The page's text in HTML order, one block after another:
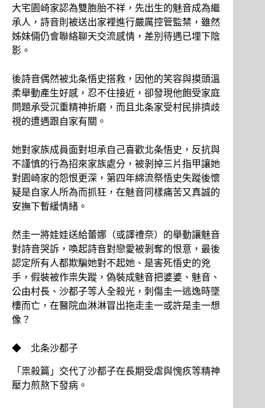
大宅園崎家認為雙胞胎不祥，先出生的魅音成為繼
承人，詩音則被送出家裡進行嚴厲控管監禁，雖然
姊妹倆仍會聯絡聊天交流感情，差別待遇已埋下陰
影。
後詩音偶然被北条悟史搭救，因他的笑容與摸頭溫
柔舉動產生好感，忍不住接近，卻發現他飽受家庭
問題承受沉重精神折磨，而且北条家受村民排擠歧
視的遭遇跟自家有關。
她對家族成員面對坦承自己喜歡北条悟史，反抗與
不謹慎的行為招來家族處分，被剝掉三片指甲讓她
對園崎家的怨恨更深，第四年綿流祭悟史失蹤後懷
疑是自家人所為而抓狂，在魅音同樣痛苦又真誠的
安撫下暫緩情緒。
然圭一將娃娃送給蕾娜（或譯禮奈）的舉動讓魅音
對詩音哭訴，喚起詩音對戀愛被剝奪的恨意，最後
認定所有人都欺騙她對不起她、是害死悟史的兇
手，假裝被作祟失蹤，偽裝成魅音把婆婆、魅音、
公由村長、沙都子等人全殺光，刺傷圭一逃逸時墜
樓而亡，在醫院血淋淋冒出拖走圭一或許是圭一想
像？
◆ 北条沙都子
「祟殺篇」交代了沙都子在長期受虐與愧疚等精神
壓力煎熬下發病。